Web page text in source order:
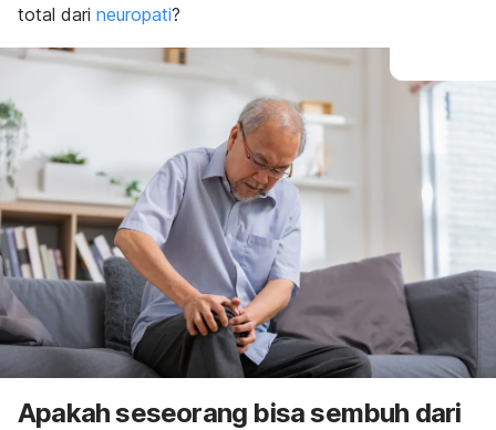
total dari neuropati?
Apakah seseorang bisa sembuh dari